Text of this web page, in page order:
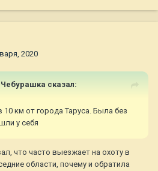
2020
Чебурашка сказал:
км от города Таруса. Была без
у себя
что часто выезжает на охоту в
области, почему и обратила